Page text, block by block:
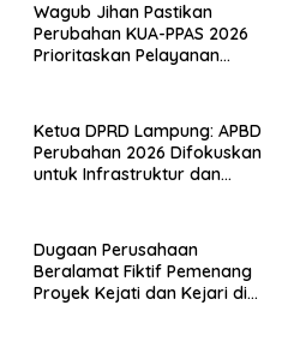
Wagub Jihan Pastikan
Perubahan KUA-PPAS 2026
Prioritaskan Pelayanan
Ketua DPRD Lampung: APBD
Perubahan 2026 Difokuskan
untuk Infrastruktur dan
Dugaan Perusahaan
Beralamat Fiktif Pemenang
Proyek Kejati dan Kejari di